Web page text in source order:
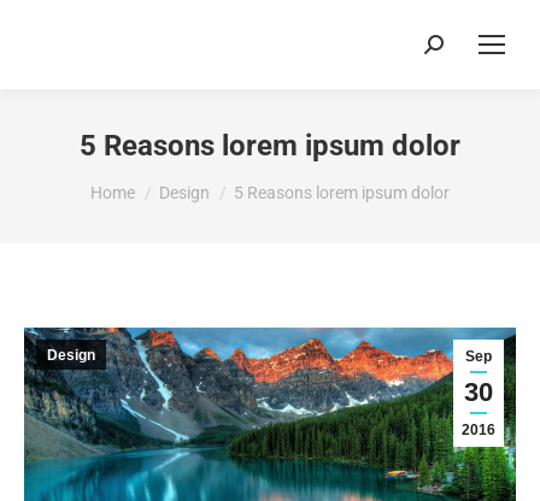
Search:
5 Reasons lorem ipsum dolor
You are here:
Home Design 5 Reasons lorem ipsum dolor
Sep
30
2016
Design